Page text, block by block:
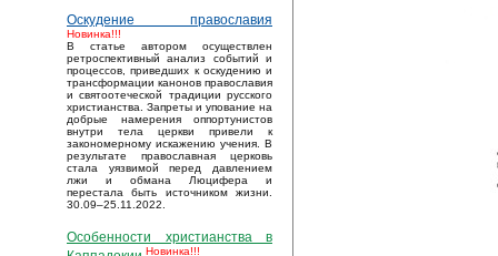
Оскудение православия
Новинка!!!
В статье автором осуществлен
ретроспективный анализ событий и
процессов, приведших к оскудению и
трансформации канонов православия
и святоотеческой традиции русского
христианства. Запреты и упование на
добрые намерения оппортунистов
внутри тела церкви привели к
закономерному искажению учения. В
результате православная церковь
стала уязвимой перед давлением
лжи и обмана Люцифера и
перестала быть источником жизни.
30.09–25.11.2022.
Особенности христианства в
Новинка!!!